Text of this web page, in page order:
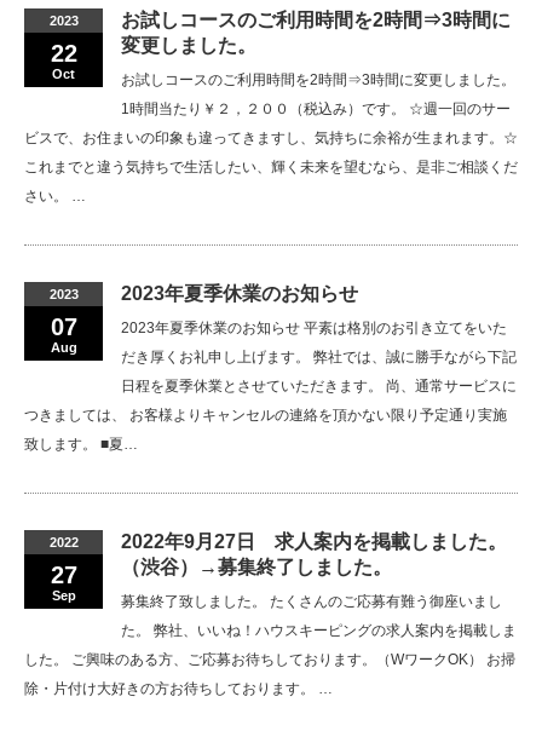
2023
22
Oct
お試しコースのご利用時間を2時間⇒3時間に
変更しました。
お試しコースのご利用時間を2時間⇒3時間に変更しました。
1時間当たり￥２，２００（税込み）です。 ☆週一回のサー
ビスで、お住まいの印象も違ってきますし、気持ちに余裕が生まれます。☆
これまでと違う気持ちで生活したい、輝く未来を望むなら、是非ご相談くだ
さい。 …
2023
07
Aug
2023年夏季休業のお知らせ
2023年夏季休業のお知らせ 平素は格別のお引き立てをいた
だき厚くお礼申し上げます。 弊社では、誠に勝手ながら下記
日程を夏季休業とさせていただきます。 尚、通常サービスに
つきましては、 お客様よりキャンセルの連絡を頂かない限り予定通り実施
致します。 ■夏…
2022
27
Sep
2022年9月27日 求人案内を掲載しました。
（渋谷）→募集終了しました。
募集終了致しました。 たくさんのご応募有難う御座いまし
た。 弊社、いいね！ハウスキーピングの求人案内を掲載しま
した。 ご興味のある方、ご応募お待ちしております。（WワークOK） お掃
除・片付け大好きの方お待ちしております。 …